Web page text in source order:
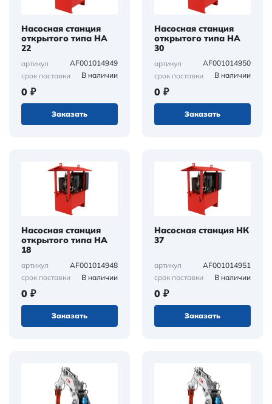
Насосная станция
открытого типа НА
22
артикул
AF001014949
срок поставки
В наличии
0 ₽
Заказать
Насосная станция
открытого типа НА
30
артикул
AF001014950
срок поставки
В наличии
0 ₽
Заказать
Насосная станция
открытого типа НА
18
артикул
AF001014948
срок поставки
В наличии
0 ₽
Заказать
Насосная станция НК
37
артикул
AF001014951
срок поставки
В наличии
0 ₽
Заказать